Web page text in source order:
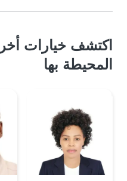
اكتشف خيارات
المحيطة بها